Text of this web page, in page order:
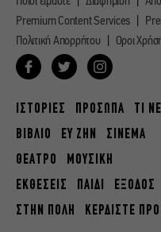
Premium Content Services
Πολιτική Απορρήτου
Οροι
ΙΣΤΟΡΙΕΣ ΠΡΟΣΩΠΑ
ΤΙ
ΒΙΒΛΙΟ
ΕΥ ΖΗΝ
ΣΙΝΕΜΑ
ΘΕΑΤΡΟ
ΜΟΥΣΙΚΗ
ΕΚΘΕΣΕΙΣ
ΠΑΙΔΙ
ΕΞΟΔΟΣ
ΣΤΗΝ ΠΟΛΗ
ΚΕΡΔΙΣΤΕ